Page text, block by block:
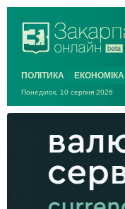
ПОЛІТИКА ЕКОНОМІКА
Понеділок, 10 серпня 2026